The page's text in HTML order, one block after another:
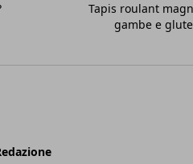
Tapis roulant
gambe e